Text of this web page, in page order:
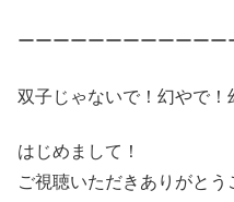
by はる
ーーーーーーーーーーー
双子じゃないで！幻やで！
はじめまして！
ご視聴いただきありがと